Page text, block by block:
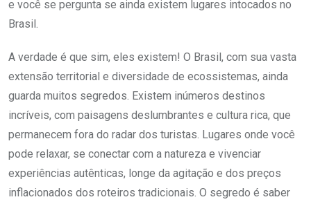
e você se pergunta se ainda existem lugares intocados no
Brasil.
A verdade é que sim, eles existem! O Brasil, com sua vasta
extensão territorial e diversidade de ecossistemas, ainda
guarda muitos segredos. Existem inúmeros destinos
incríveis, com paisagens deslumbrantes e cultura rica, que
permanecem fora do radar dos turistas. Lugares onde você
pode relaxar, se conectar com a natureza e vivenciar
experiências autênticas, longe da agitação e dos preços
inflacionados dos roteiros tradicionais. O segredo é saber